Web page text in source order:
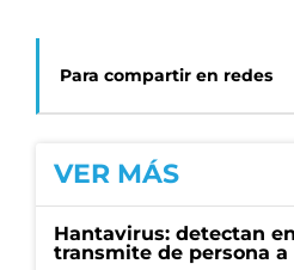
Para compartir en redes
VER MÁS
Hantavirus: detectan
transmite de persona a